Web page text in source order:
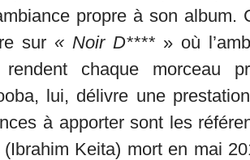
propre à son album.
sur « Noir D**** » où
rendent chaque morceau
lui, délivre une
à apporter sont les
Keita) mort en mai